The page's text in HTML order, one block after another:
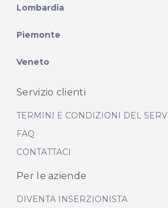
Lombardia
Piemonte
Veneto
Servizio clienti
TERMINI E CONDIZIONI DEL
FAQ
CONTATTACI
Per le aziende
DIVENTA INSERZIONISTA